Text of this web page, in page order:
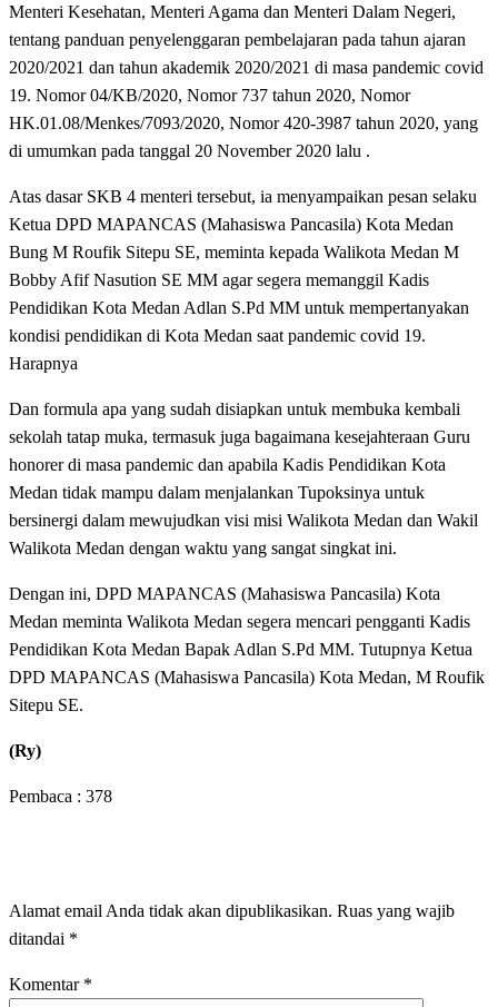
Menteri Kesehatan, Menteri Agama dan Menteri Dalam Negeri,
tentang panduan penyelenggaran pembelajaran pada tahun ajaran
2020/2021 dan tahun akademik 2020/2021 di masa pandemic covid
19. Nomor 04/KB/2020, Nomor 737 tahun 2020, Nomor
HK.01.08/Menkes/7093/2020, Nomor 420-3987 tahun 2020, yang
di umumkan pada tanggal 20 November 2020 lalu .
Atas dasar SKB 4 menteri tersebut, ia menyampaikan pesan selaku
Ketua DPD MAPANCAS (Mahasiswa Pancasila) Kota Medan
Bung M Roufik Sitepu SE, meminta kepada Walikota Medan M
Bobby Afif Nasution SE MM agar segera memanggil Kadis
Pendidikan Kota Medan Adlan S.Pd MM untuk mempertanyakan
kondisi pendidikan di Kota Medan saat pandemic covid 19.
Harapnya
Dan formula apa yang sudah disiapkan untuk membuka kembali
sekolah tatap muka, termasuk juga bagaimana kesejahteraan Guru
honorer di masa pandemic dan apabila Kadis Pendidikan Kota
Medan tidak mampu dalam menjalankan Tupoksinya untuk
bersinergi dalam mewujudkan visi misi Walikota Medan dan Wakil
Walikota Medan dengan waktu yang sangat singkat ini.
Dengan ini, DPD MAPANCAS (Mahasiswa Pancasila) Kota
Medan meminta Walikota Medan segera mencari pengganti Kadis
Pendidikan Kota Medan Bapak Adlan S.Pd MM. Tutupnya Ketua
DPD MAPANCAS (Mahasiswa Pancasila) Kota Medan, M Roufik
Sitepu SE.
(Ry)
Pembaca : 378
Alamat email Anda tidak akan dipublikasikan. Ruas yang wajib
ditandai *
Komentar *